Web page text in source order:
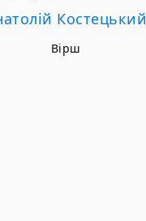
Костецький
Вірш